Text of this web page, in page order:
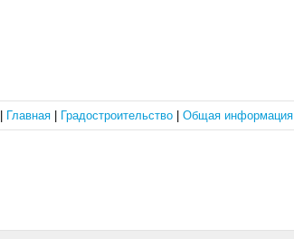
Главная Градостроительство Общая информация